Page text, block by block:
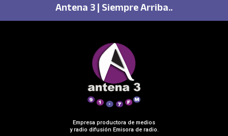
Antena 3 | Siempre Arriba..
Empresa productora de medios
y radio difusión Emisora de radio.